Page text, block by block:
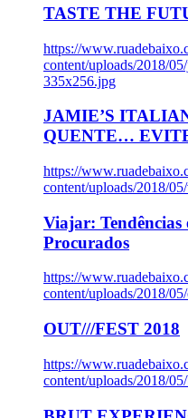
TASTE THE
https://
content/uploads/2018/
335x256.jpg
JAMIE’S
QUENTE…
https://
content/uploads/2018/
Viajar: Tendências
Procurados
https://
content/uploads/2018/
OUT///FEST 2018
https://
content/uploads/2018/